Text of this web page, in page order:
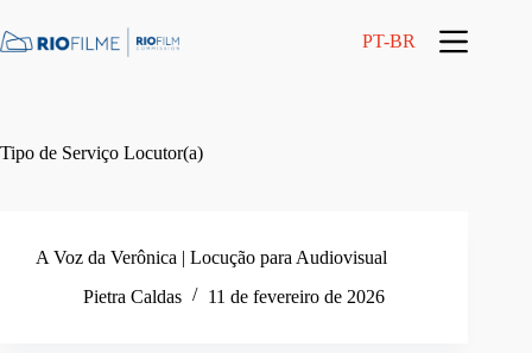
para
o
PT-BR
Tipo de Serviço Locutor(a)
A Voz da Verônica | Locução para Audiovisual
Pietra Caldas
11 de fevereiro de 2026